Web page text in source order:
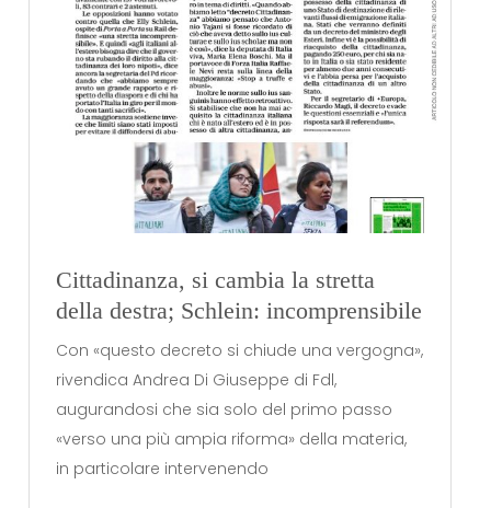
Cittadinanza, si cambia la stretta
della destra; Schlein: incomprensibile
Con «questo decreto si chiude una vergogna»,
rivendica Andrea Di Giuseppe di Fdl,
augurandosi che sia solo del primo passo
«verso una più ampia riforma» della materia,
in particolare intervenendo